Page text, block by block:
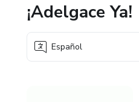
¡Adelgace Ya!
Español